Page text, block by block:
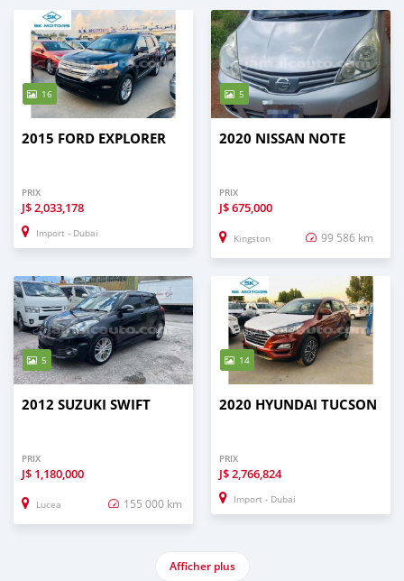
16
2015 FORD EXPLORER
PRIX
J$2,033,178
Import - Dubai
5
2020 NISSAN NOTE
PRIX
J$675,000
Kingston 99 586 km
5
2012 SUZUKI SWIFT
PRIX
J$ 1,180,000
Lucea 155 000 km
14
2020 HYUNDAI TUCSON
PRIX
J$2,766,824
Import - Dubai
Afficher plus